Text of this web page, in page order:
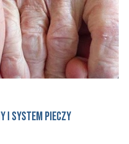
i system pieczy